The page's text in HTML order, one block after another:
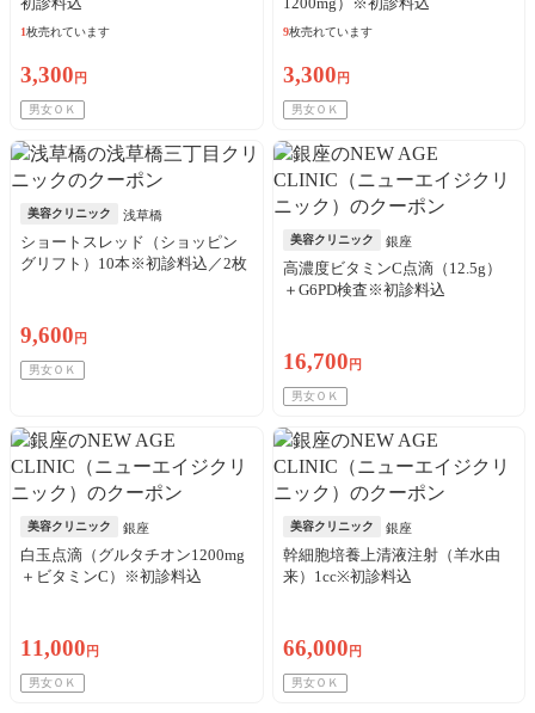
1枚売れています
3,300 円
男女ＯＫ
9枚売れています
3,300 円
男女ＯＫ
美容クリニック 浅草橋
ショートスレッド（ショッピン
グリフト）10本※初診料込／2枚
9,600 円
男女ＯＫ
美容クリニック 銀座
高濃度ビタミンC点滴（12.5g）
＋G6PD検査※初診料込
16,700 円
男女ＯＫ
美容クリニック 銀座
白玉点滴（グルタチオン1200mg
＋ビタミンC）※初診料込
11,000 円
男女ＯＫ
美容クリニック 銀座
幹細胞培養上清液注射（羊水由
来）1cc※初診料込
66,000 円
男女ＯＫ